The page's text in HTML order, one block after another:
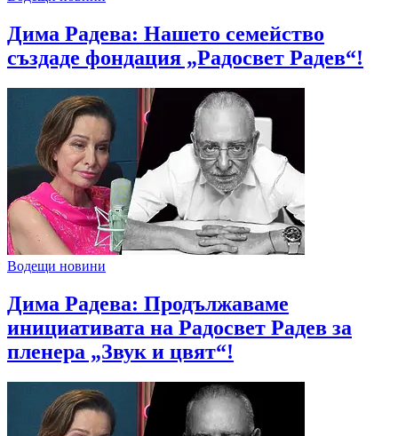
Дима Радева: Нашето семейство
създаде фондация „Радосвет Радев“!
Водещи новини
Дима Радева: Продължаваме
инициативата на Радосвет Радев за
пленера „Звук и цвят“!